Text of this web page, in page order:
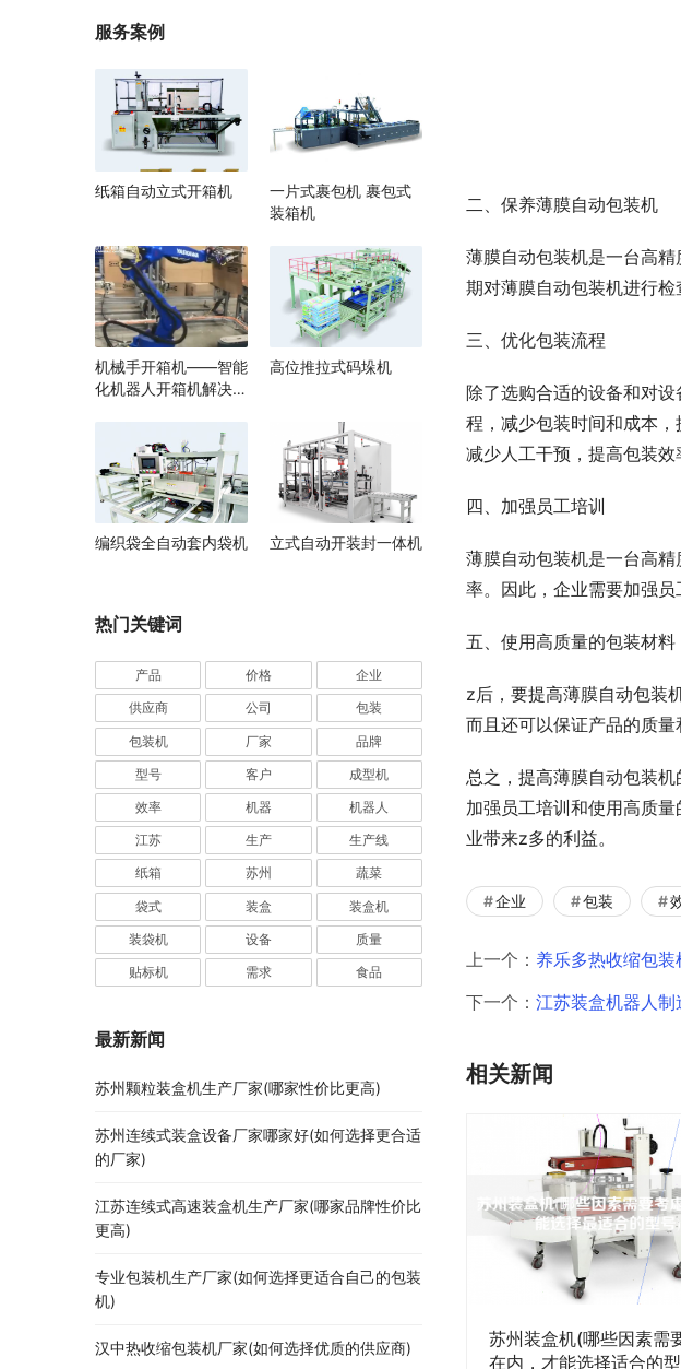
二、保养薄膜自动包装机
薄膜自动包装机是一台高
期对薄膜自动包装机进行
三、优化包装流程
除了选购合适的设备和对
程，减少包装时间和成本
减少人工干预，提高包装效
四、加强员工培训
薄膜自动包装机是一台高
率。因此，企业需要加强
五、使用高质量的包装材料
z后，要提高薄膜自动包装
而且还可以保证产品的质
总之，提高薄膜自动包装
加强员工培训和使用高质
业带来z多的利益。
企业 包装
上一个： 养乐多热收缩包
下一个： 江苏装盒机器人
相关新闻
苏州装盒机(哪些因素需
在内，才能选择适合的
服务案例
纸箱自动立式开箱机
一片式裹包机 裹包式
装箱机
机械手开箱机——智能
化机器人开箱机解决方
高位推拉式码垛机
编织袋全自动套内袋机 立式自动开装封一体机
热门关键词
产品 价格 企业
供应商 公司 包装
包装机 厂家 品牌
型号 客户 成型机
效率 机器 机器人
江苏 生产 生产线
纸箱 苏州 蔬菜
袋式 装盒 装盒机
装袋机 设备 质量
贴标机 需求 食品
最新新闻
苏州颗粒装盒机生产厂家(哪家性价比更高)
苏州连续式装盒设备厂家哪家好(如何选择更合适
的厂家)
江苏连续式高速装盒机生产厂家(哪家品牌性价比
更高)
专业包装机生产厂家(如何选择更适合自己的包装
机)
汉中热收缩包装机厂家(如何选择优质的供应商)